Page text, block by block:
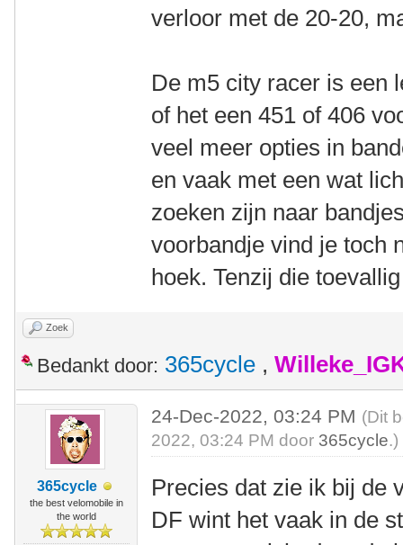
verloor met de 20-20,
De m5 city racer is een
of het een 451 of 406
veel meer opties in
en vaak met een wat
zoeken zijn naar
voorbandje vind je toch
hoek. Tenzij die
Zoek
Bedankt door: 365cycle ,
365cycle
the best velomobile in
the world
24-Dec-2022, 03:24 PM (Dit
2022, 03:24 PM door 365cycle.)
Precies dat zie ik bij de
DF wint het vaak in de